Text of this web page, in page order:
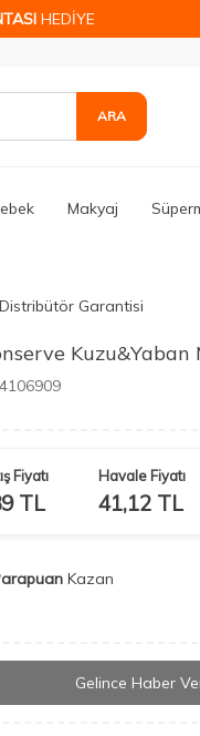
HEDİYE
ARA
Makyaj
Garantisi
Fiyatı
TL
Havale Fiyatı
41,12 TL
Kazan
Gelince Haber